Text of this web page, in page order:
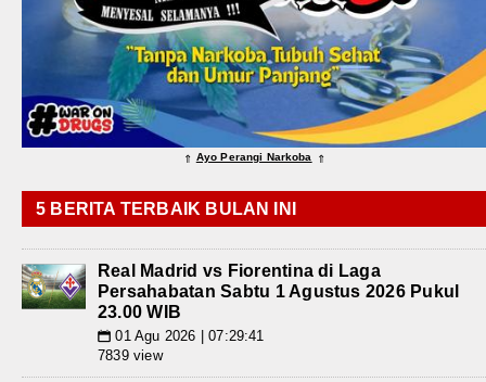
⇑ Ayo Perangi Narkoba ⇑
5 BERITA TERBAIK BULAN INI
Real Madrid vs Fiorentina di Laga
Persahabatan Sabtu 1 Agustus 2026 Pukul
23.00 WIB
📅 01 Agu 2026 | 07:29:41
7839 view